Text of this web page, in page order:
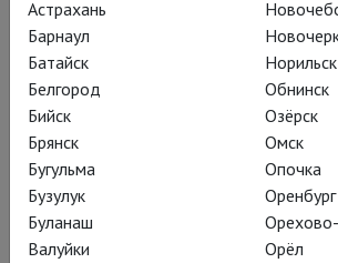
Зальцбургский
Астрахань
Барнаул
Батайск
Белгород
Бийск
Брянск
Бугульма
Бузулук
Буланаш
Валуйки
Норильск
Обнинск
Озёрск
Омск
Опочка
Оренбург
Орёл